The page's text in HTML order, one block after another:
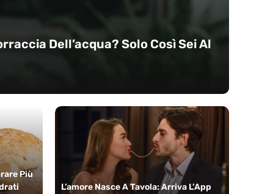
Dell’acqua? Solo Così Sei Al
Più
L’amore Nasce A Tavola: Arriva L’App